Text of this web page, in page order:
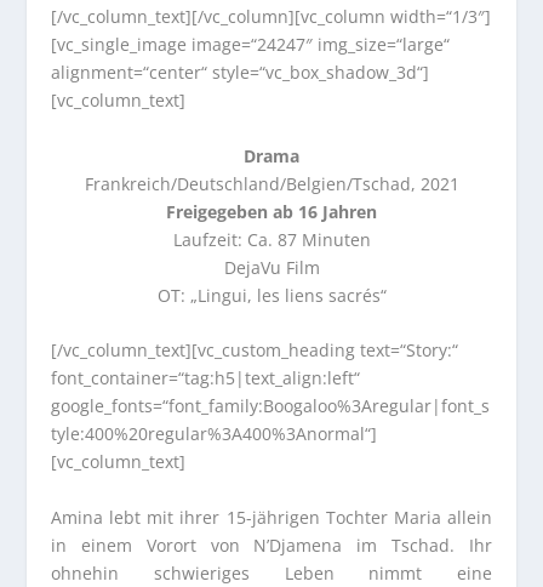
[/vc_column_text][/vc_column][vc_column width=“1/3″]
[vc_single_image image=“24247″ img_size=“large“
alignment=“center“ style=“vc_box_shadow_3d“]
[vc_column_text]
Drama
Frankreich/Deutschland/Belgien/Tschad, 2021
Freigegeben ab 16 Jahren
Laufzeit: Ca. 87 Minuten
DejaVu Film
OT: „Lingui, les liens sacrés“
[/vc_column_text][vc_custom_heading text=“Story:“
font_container=“tag:h5|text_align:left“
google_fonts=“font_family:Boogaloo%3Aregular|font_s
tyle:400%20regular%3A400%3Anormal“]
[vc_column_text]
Amina lebt mit ihrer 15-jährigen Tochter Maria allein
in einem Vorort von N’Djamena im Tschad. Ihr
ohnehin schwieriges Leben nimmt eine